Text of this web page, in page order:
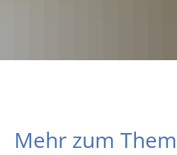
Mehr zum